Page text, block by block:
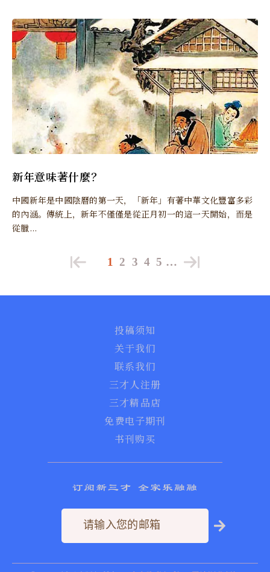
新年意味著什麼？
中國新年是中國陰曆的第一天，「新年」有著中華文化豐富多彩
的內涵。傳統上，新年不僅僅是從正月初一的這一天開始，而是
從臘...
1 2 3 4 5 …
投稿须知
关于我们
联系我们
三才人注册
三才精品店
免费电子期刊
书刊购买
订阅新三才 全家乐融融